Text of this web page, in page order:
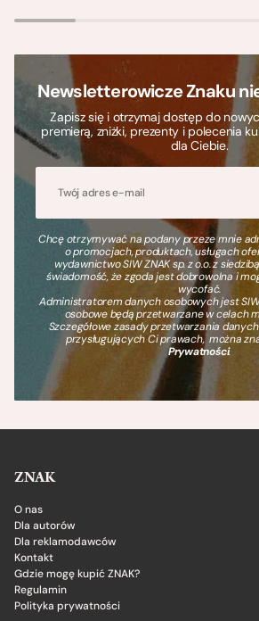
Newsletterowicze Znaku
Zapisz się i otrzymaj dostęp do
premierą, zniżki, prezenty i polecenia
dla Ciebie.
Chcę otrzymywać na podany przeze mnie
o promocjach, produktach, usługach
wydawnictwo SIW ZNAK sp. z o.o. z
świadomość, że zgoda jest dobrowolna i
wycofać.
Administratorem danych osobowych jest SIW
osobowe będą przetwarzane w celach
Szczegółowe zasady przetwarzania
przysługujących Ci prawach, można
Prywatności.
ZNAK
O nas
Dla autorów
Dla reklamodawców
Kontakt
Gdzie mogę kupić ZNAK?
Regulamin
Polityka prywatności